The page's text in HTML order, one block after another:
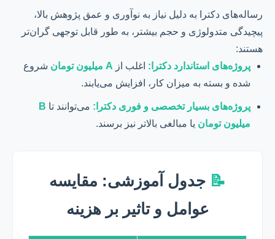
رساله‌های دکترا به دلیل نیاز به نوآوری و عمق پژوهش بالا،
پیچیدگی متدولوژی و حجم بیشتر، به طور قابل توجهی گران‌تر
هستند:
پروژه‌های استاندارد دکترا: اغلب از A میلیون تومان
شروع
شده و بسته به میزان کار، افزایش می‌یابند.
پروژه‌های بسیار تخصصی و فوری دکترا: می‌توانند تا B
میلیون تومان یا مبالغی بالاتر نیز برسند.
📝 جدول آموزشی: مقایسه
عوامل و تاثیر بر هزینه